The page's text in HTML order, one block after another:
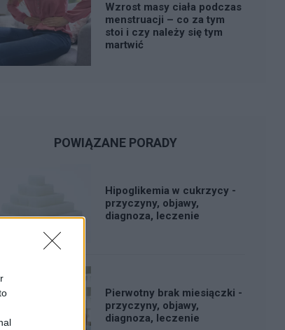
Wzrost masy ciała podczas
menstruacji – co za tym
stoi i czy należy się tym
martwić
POWIĄZANE PORADY
Hipoglikemia w cukrzycy -
przyczyny, objawy,
diagnoza, leczenie
Pierwotny brak miesiączki -
przyczyny, objawy,
diagnoza, leczenie